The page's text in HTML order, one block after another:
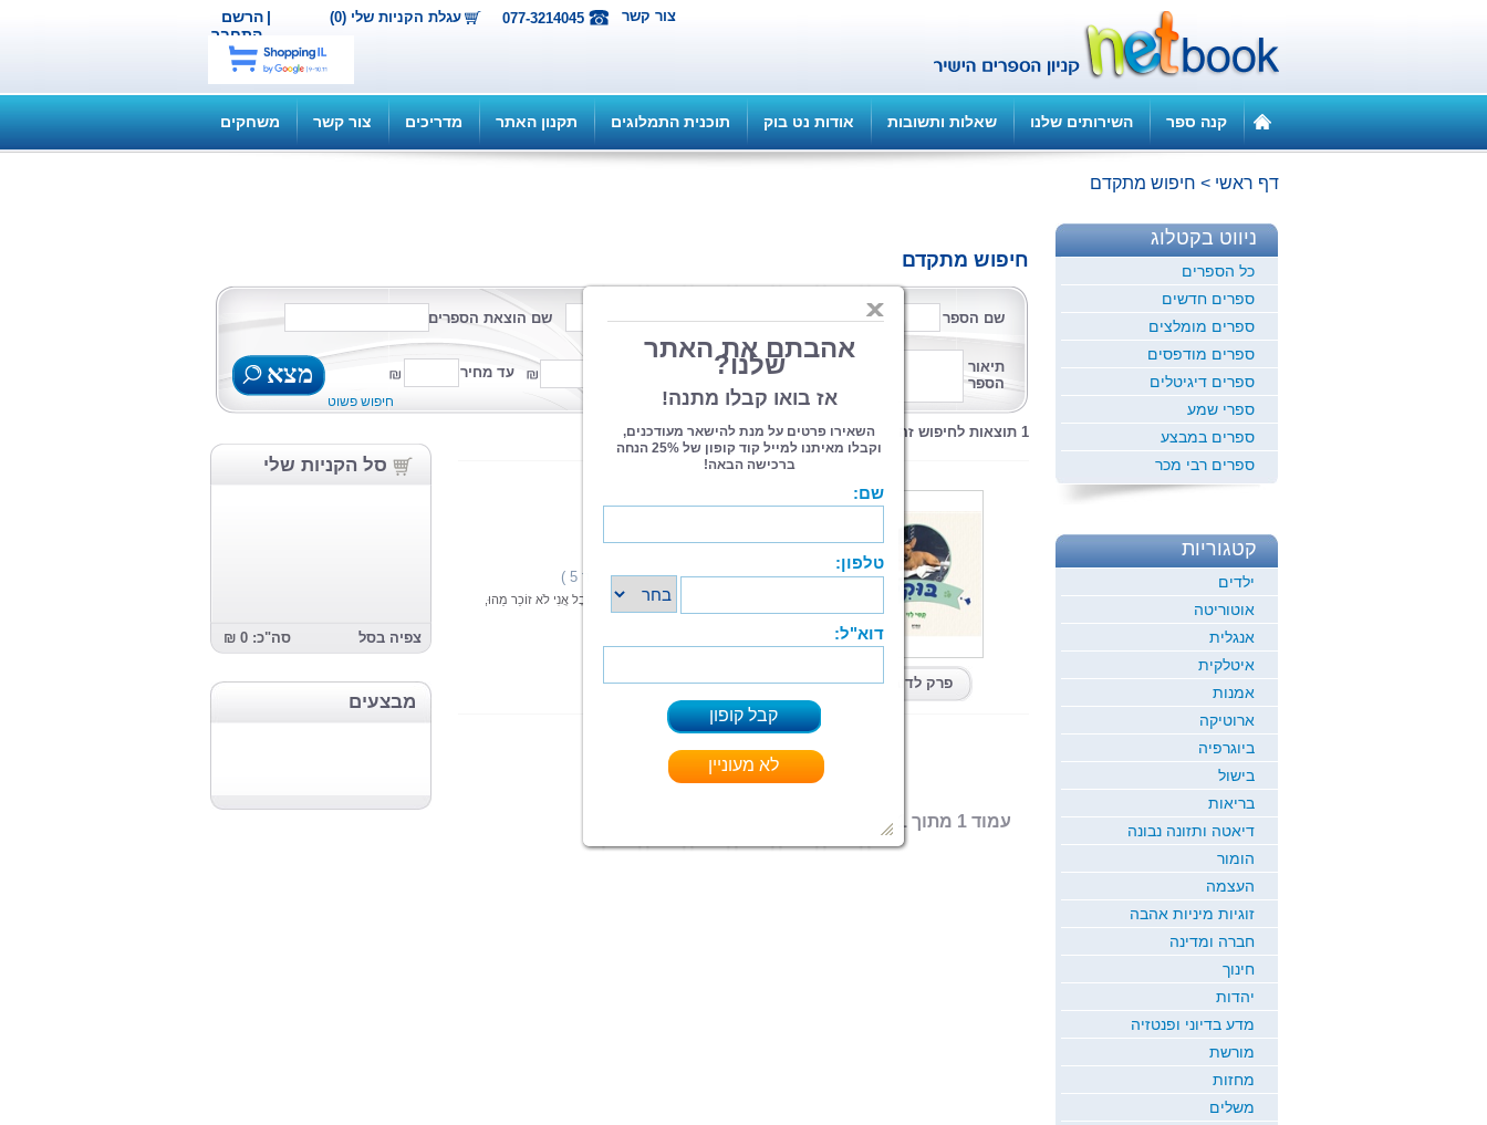
הרשם |
התחבר
עגלת הקניות שלי (0) 077-3214045 צור קשר
קנה ספר השירותים שלנו שאלות ותשובות אודות נט בוק תוכנית התמלוגים תקנון האתר מדריכים צור קשר משחקים
דף ראשי > חיפוש מתקדם
חיפוש מתקדם
שם הספר שם המחבר שם הוצאת הספרים
תיאור
הספר
עד מחיר
קטגוריה
פורמט מצא
חיפוש פשוט
סל הקניות שלי
צפיה בסל סה"כ: 0 ₪
מבצעים
1 תוצאות לחיפוש זה
פרק לדוגמא
דירוג:
(1 מדרגים,ניקוד 5 )
שָׁלוֹם, קוֹרְאִים לִי בּוּקִי. פַּעַם קָרְאוּ לִי בְּשֵׁם אַחֵר אֲבָל אֲנִי לֹא זוֹכֵר מַהוּ,
קרא עוד > > >
עמוד 1 מתוך 1
ניווט בקטלוג
כל הספרים
ספרים חדשים
ספרים מומלצים
ספרים מודפסים
ספרים דיגיטלים
ספרי שמע
ספרים במבצע
ספרים רבי מכר
קטגוריות
ילדים
אוטוריטה
אנגלית
איטלקית
אמנות
ארוטיקה
ביוגרפיה
בישול
בריאות
דיאטה ותזונה נבונה
הומור
העצמה
זוגיות מיניות אהבה
חברה ומדינה
חינוך
יהדות
מדע בדיוני ופנטזיה
מורשת
מחזות
משלים